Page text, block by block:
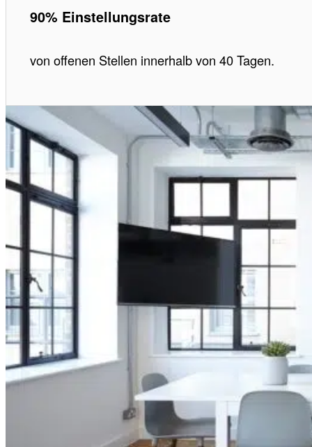
90% Einstellungsrate
von offenen Stellen innerhalb von 40 Tagen.